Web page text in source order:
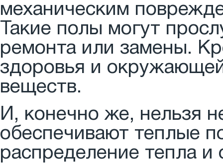
механическим
Такие полы могут
ремонта или замены.
здоровья и
веществ.
И, конечно же, нельзя
обеспечивают теплые
распределение тепла и